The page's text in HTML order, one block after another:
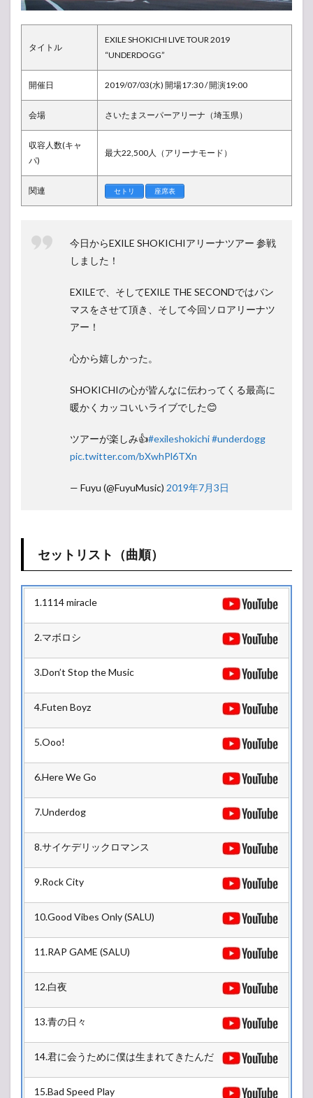
ツアー日程・ス
ンケ
ー
投票
所
タイトル
EXILE SHOKICHI LIVE TOUR 2019
“UNDERDOGG”
開催日 2019/07/03(水) 開場17:30 / 開演19:00
会場 さいたまスーパーアリーナ（埼玉県）
収容人数(キャ
パ)
最大22,500人（アリーナモード）
関連 セトリ 座席表
今日からEXILE SHOKICHIアリーナツアー 参戦
しました！
EXILEで、そしてEXILE THE SECONDではバン
マスをさせて頂き、そして今回ソロアリーナツ
アー！
心から嬉しかった。
SHOKICHIの心が皆んなに伝わってくる最高に
暖かくカッコいいライブでした😊
ツアーが楽しみ👍#exileshokichi#underdogg
pic.twitter.com/bXwhPl6TXn
— Fuyu (@FuyuMusic) 2019年7月3日
セットリスト（曲順）
1.1114 miracle
2.マボロシ
3.Don’t Stop the Music
4.Futen Boyz
5.Ooo!
6.Here We Go
7.Underdog
8.サイケデリックロマンス
9.Rock City
10.Good Vibes Only (SALU)
11.RAP GAME (SALU)
12.白夜
13.青の日々
14.君に会うために僕は生まれてきたんだ
15.Bad Speed Play